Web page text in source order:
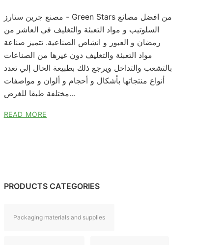
مصنع جرين ستارز - Green Stars من افضل مصانع
السلوتيب و مواد التعبئة والتغليف في العاشر من
رمضان و العبور و انشاص الصناعية. تتميز صناعة
مواد التعبئة والتغليف دون غيرها من الصناعات
بالتشعب والتداخل ويرجع ذلك بطبيعة الحال إلي تعدد
أنواع منتجاتها بأشكال و أحجام و ألوان و مواصفات
مختلفة طبقا للغرض...
READ MORE
PRODUCTS CATEGORIES
Packaging materials and supplies